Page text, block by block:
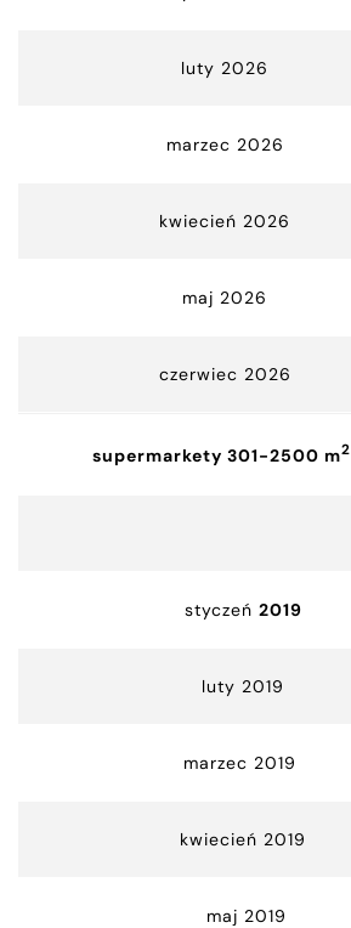
luty 2026
marzec 2026
kwiecień 2026
maj 2026
czerwiec 2026
supermarkety 301-2500 m2
styczeń 2019
luty 2019
marzec 2019
kwiecień 2019
maj 2019